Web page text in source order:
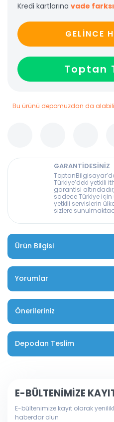
Kredi kartlarına vade
GELİNCE
Toptan
Bu ürünü depomuzdan da
GARANTİDESİNİZ
Türkiye’deki yetkili
garantisi
sadece Türkiye için
yetkili servislerin
sizlere
Ürün Bilgisi
Yorumlar
Önerileriniz
Depodan Teslim
E-BÜLTENİMİZE
E-bültenimize kayıt olarak
haberdar olun